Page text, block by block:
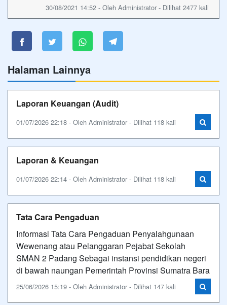
30/08/2021 14:52 - Oleh Administrator - Dilihat 2477 kali
Halaman Lainnya
Laporan Keuangan (Audit)
01/07/2026 22:18 - Oleh Administrator - Dilihat 118 kali
Laporan & Keuangan
01/07/2026 22:14 - Oleh Administrator - Dilihat 118 kali
Tata Cara Pengaduan
Informasi Tata Cara Pengaduan Penyalahgunaan
Wewenang atau Pelanggaran Pejabat Sekolah
SMAN 2 Padang Sebagai instansi pendidikan negeri
di bawah naungan Pemerintah Provinsi Sumatra Bara
25/06/2026 15:19 - Oleh Administrator - Dilihat 147 kali